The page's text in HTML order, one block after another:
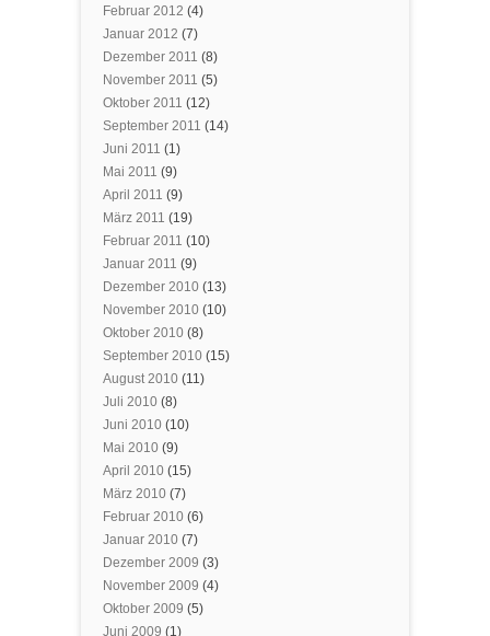
Februar 2012 (4)
Januar 2012 (7)
Dezember 2011 (8)
November 2011 (5)
Oktober 2011 (12)
September 2011 (14)
Juni 2011 (1)
Mai 2011 (9)
April 2011 (9)
März 2011 (19)
Februar 2011 (10)
Januar 2011 (9)
Dezember 2010 (13)
November 2010 (10)
Oktober 2010 (8)
September 2010 (15)
August 2010 (11)
Juli 2010 (8)
Juni 2010 (10)
Mai 2010 (9)
April 2010 (15)
März 2010 (7)
Februar 2010 (6)
Januar 2010 (7)
Dezember 2009 (3)
November 2009 (4)
Oktober 2009 (5)
Juni 2009 (1)